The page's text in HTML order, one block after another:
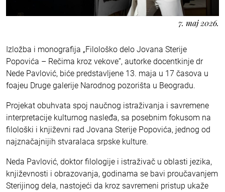
7. maj 2026.
Izložba i monografija „Filološko delo Jovana Sterije
Popovića – Rečima kroz vekove”, autorke docentkinje dr
Nede Pavlović, biće predstavljene 13. maja u 17 časova u
foajeu Druge galerije Narodnog pozorišta u Beogradu.
Projekat obuhvata spoj naučnog istraživanja i savremene
interpretacije kulturnog nasleđa, sa posebnim fokusom na
filološki i književni rad Jovana Sterije Popovića, jednog od
najznačajnijih stvaralaca srpske kulture.
Neda Pavlović, doktor filologije i istraživač u oblasti jezika,
književnosti i obrazovanja, godinama se bavi proučavanjem
Sterijinog dela, nastojeći da kroz savremeni pristup ukaže